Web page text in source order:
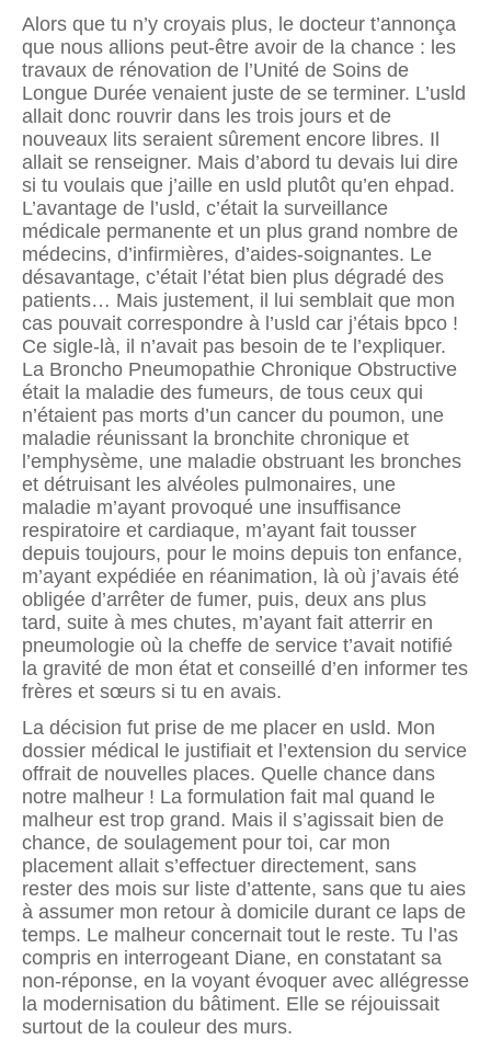
Alors que tu n’y croyais plus, le docteur t’annonça
que nous allions peut-être avoir de la chance : les
travaux de rénovation de l’Unité de Soins de
Longue Durée venaient juste de se terminer. L’usld
allait donc rouvrir dans les trois jours et de
nouveaux lits seraient sûrement encore libres. Il
allait se renseigner. Mais d’abord tu devais lui dire
si tu voulais que j’aille en usld plutôt qu’en ehpad.
L’avantage de l’usld, c’était la surveillance
médicale permanente et un plus grand nombre de
médecins, d’infirmières, d’aides-soignantes. Le
désavantage, c’était l’état bien plus dégradé des
patients… Mais justement, il lui semblait que mon
cas pouvait correspondre à l’usld car j’étais bpco !
Ce sigle-là, il n’avait pas besoin de te l’expliquer.
La Broncho Pneumopathie Chronique Obstructive
était la maladie des fumeurs, de tous ceux qui
n’étaient pas morts d’un cancer du poumon, une
maladie réunissant la bronchite chronique et
l’emphysème, une maladie obstruant les bronches
et détruisant les alvéoles pulmonaires, une
maladie m’ayant provoqué une insuffisance
respiratoire et cardiaque, m’ayant fait tousser
depuis toujours, pour le moins depuis ton enfance,
m’ayant expédiée en réanimation, là où j’avais été
obligée d’arrêter de fumer, puis, deux ans plus
tard, suite à mes chutes, m’ayant fait atterrir en
pneumologie où la cheffe de service t’avait notifié
la gravité de mon état et conseillé d’en informer tes
frères et sœurs si tu en avais.
La décision fut prise de me placer en usld. Mon
dossier médical le justifiait et l’extension du service
offrait de nouvelles places. Quelle chance dans
notre malheur ! La formulation fait mal quand le
malheur est trop grand. Mais il s’agissait bien de
chance, de soulagement pour toi, car mon
placement allait s’effectuer directement, sans
rester des mois sur liste d’attente, sans que tu aies
à assumer mon retour à domicile durant ce laps de
temps. Le malheur concernait tout le reste. Tu l’as
compris en interrogeant Diane, en constatant sa
non-réponse, en la voyant évoquer avec allégresse
la modernisation du bâtiment. Elle se réjouissait
surtout de la couleur des murs.